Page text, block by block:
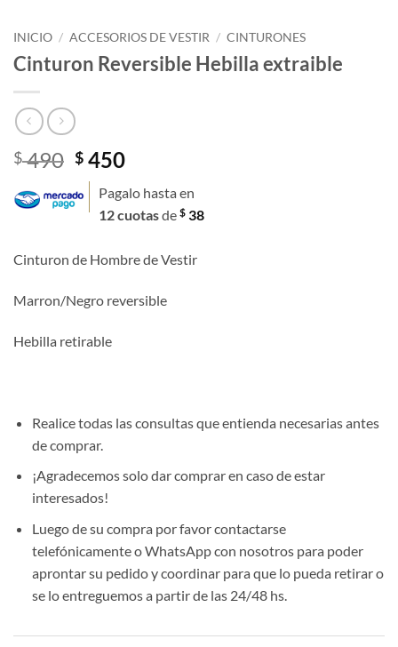
INICIO / ACCESORIOS DE VESTIR / CINTURONES
Cinturon Reversible Hebilla extraible
$490 El
precio
original
era:
$ 450El
actual
es:
Pagalo hasta en
12 cuotasde $ 38
Cinturon de Hombre de Vestir
Marron/Negro reversible
Hebilla retirable
Realice todas las consultas que entienda necesarias antes
de comprar.
¡Agradecemos solo dar comprar en caso de estar
interesados!
Luego de su compra por favor contactarse
telefónicamente o WhatsApp con nosotros para poder
aprontar su pedido y coordinar para que lo pueda retirar o
se lo entreguemos a partir de las 24/48 hs.